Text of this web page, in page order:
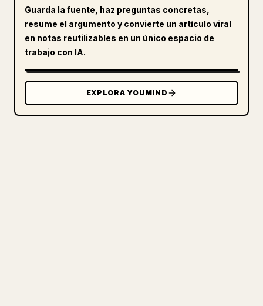
Guarda la fuente, haz preguntas concretas,
resume el argumento y convierte un artículo viral
en notas reutilizables en un único espacio de
trabajo con IA.
EXPLORA YOUMIND